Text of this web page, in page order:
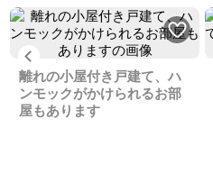
Previous
離れの小屋付き戸建て、ハ
ンモックがかけられるお部
屋もあります